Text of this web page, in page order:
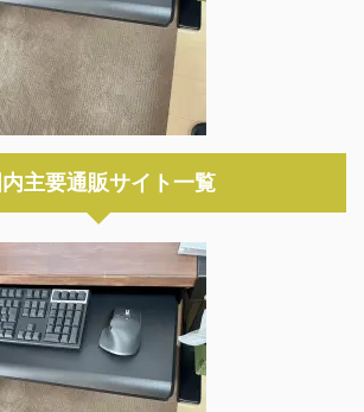
内主要通販サイト一覧